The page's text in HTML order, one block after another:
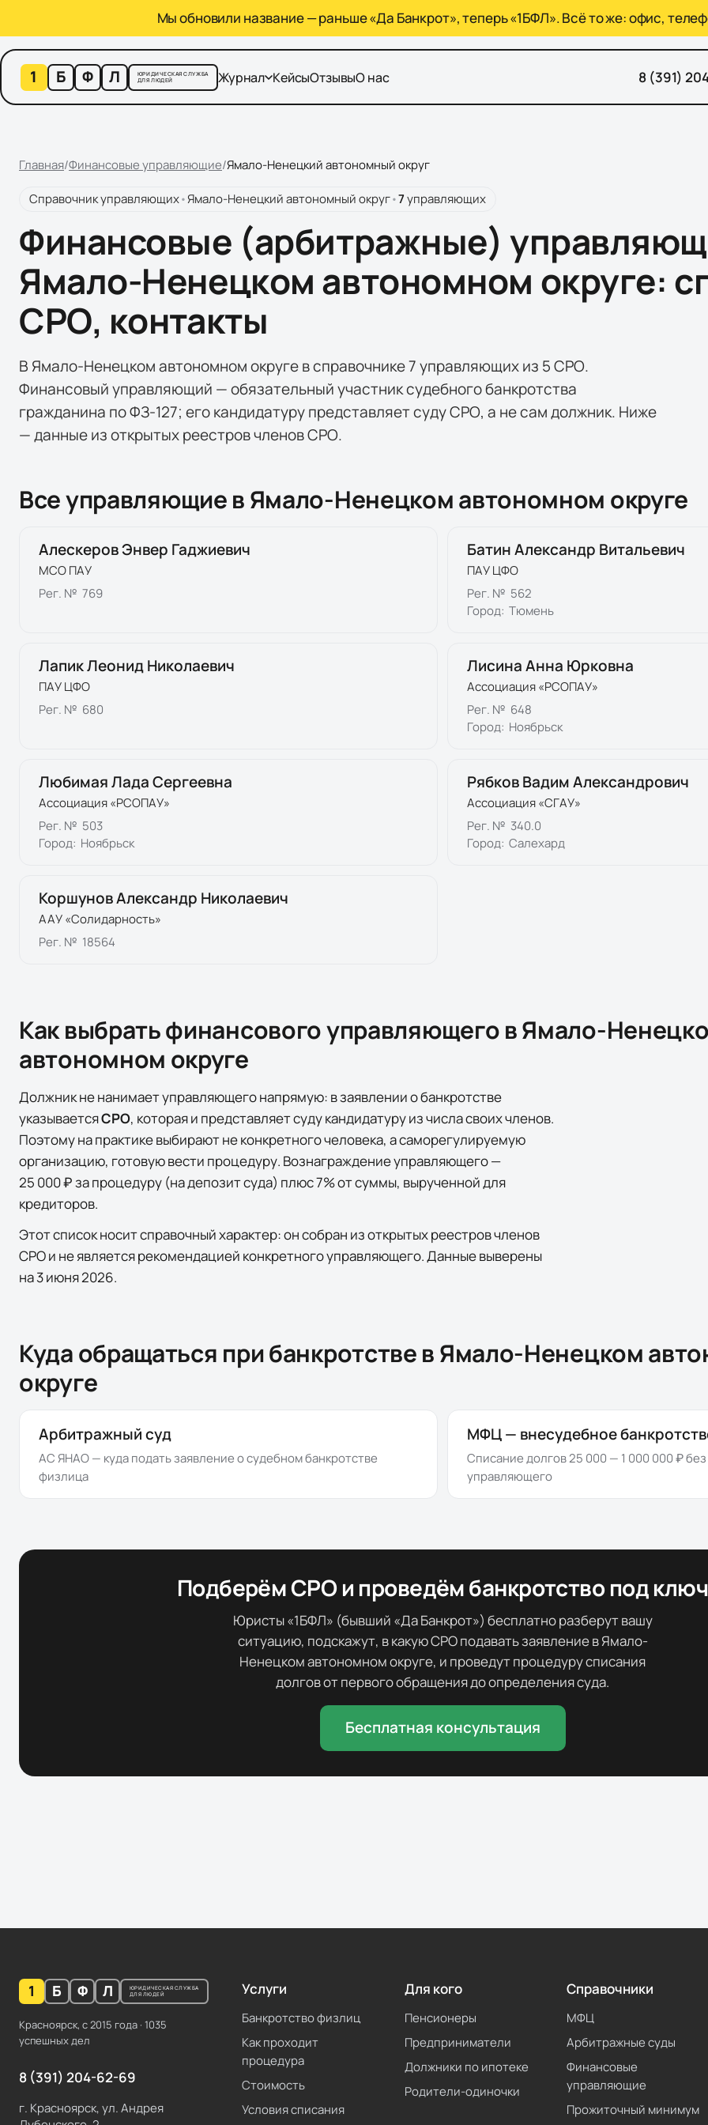
Мы обновили название — раньше «Да Банкрот», теперь «1БФЛ». Всё то же: офис,
1 Б Ф Л
ЮРИДИЧЕСКАЯ СЛУЖБА
ДЛЯ ЛЮДЕЙ
Журнал КейсыОтзывыО нас 8 (391)
Главная/Финансовые управляющие/Ямало-Ненецкий автономный округ
Справочник управляющих•Ямало-Ненецкий автономный округ•7управляющих
Финансовые (арбитражные)
Ямало-Ненецком автономном округе:
СРО, контакты
В Ямало-Ненецком автономном округев справочнике7управляющихиз 5СРО.
Финансовый управляющий — обязательный участник судебного банкротства
гражданина по ФЗ-127; его кандидатуру представляет суду СРО, а не сам должник. Ниже
— данные из открытых реестров членов СРО.
Все управляющие вЯмало-Ненецком автономном округе
Алескеров Энвер Гаджиевич
МСО ПАУ
Рег. № 769
Батин Александр Витальевич
ПАУ ЦФО
Рег. № 562
Город: Тюмень
Лапик Леонид Николаевич
ПАУ ЦФО
Рег. № 680
Лисина Анна Юрковна
Ассоциация «РСОПАУ»
Рег. № 648
Город: Ноябрьск
Любимая Лада Сергеевна
Ассоциация «РСОПАУ»
Рег. № 503
Город: Ноябрьск
Рябков Вадим Александрович
Ассоциация «СГАУ»
Рег. № 340.0
Город: Салехард
Коршунов Александр Николаевич
ААУ «Солидарность»
Рег. № 18564
Как выбрать финансового управляющего вЯмало-
автономном округе
Должник не нанимает управляющего напрямую: в заявлении о банкротстве
указываетсяСРО, которая и представляет суду кандидатуру из числа своих членов.
Поэтому на практике выбирают не конкретного человека, а саморегулируемую
организацию, готовую вести процедуру. Вознаграждение управляющего —
25 000 ₽ за процедуру (на депозит суда) плюс 7% от суммы, вырученной для
кредиторов.
Этот список носит справочный характер: он собран из открытых реестров членов
СРО и не является рекомендацией конкретного управляющего. Данные выверены
на3 июня 2026.
Куда обращаться при банкротстве вЯмало-Ненецком
округе
Арбитражный суд
АС ЯНАО— куда подать заявление о судебном банкротстве
физлица
МФЦ — внесудебное
Списание долгов 25 000 — 1 000 000 ₽
управляющего
Подберём СРО и проведём банкротство под ключ
Юристы «1БФЛ» (бывший «Да Банкрот») бесплатно разберут вашу
ситуацию, подскажут, в какую СРО подавать заявление вЯмало-
Ненецком автономном округе, и проведут процедуру списания
долгов от первого обращения до определения суда.
Бесплатная консультация
1 Б Ф Л
ЮРИДИЧЕСКАЯ СЛУЖБА
ДЛЯ ЛЮДЕЙ
Красноярск, с 2015 года · 1035
успешных дел
8 (391) 204-62-69
г. Красноярск, ул. Андрея
Услуги
Банкротство физлиц
Как проходит
процедура
Стоимость
Условия списания
Для кого
Пенсионеры
Предприниматели
Должники по ипотеке
Родители-одиночки
Справочники
МФЦ
Арбитражные суды
Финансовые
управляющие
Прожиточный минимум